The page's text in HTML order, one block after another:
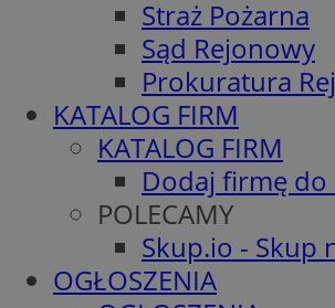
Straż Pożarna
Sąd Rejonowy
Prokuratura
KATALOG FIRM
KATALOG FIRM
Dodaj firmę do
POLECAMY
Skup.io - Skup
OGŁOSZENIA